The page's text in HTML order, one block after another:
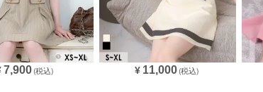
■スペック表
7,900(税込) ¥ 11,000(税込)